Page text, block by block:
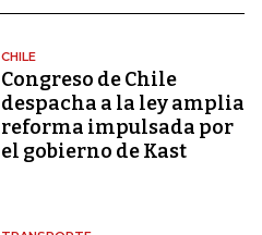
CHILE
Congreso de Chile
despacha a la ley amplia
reforma impulsada por
el gobierno de Kast